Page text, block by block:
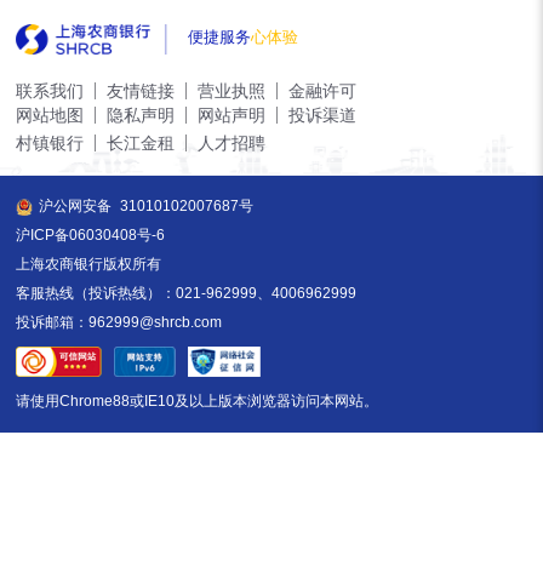
便捷服务心体验
联系我们 友情链接 营业执照
金融许可
网站地图
隐私声明 网站声明
投诉渠道
村镇银行
长江金租 人才招聘
沪公网安备 31010102007687号
沪ICP备06030408号-6
上海农商银行版权所有
客服热线（投诉热线）：021-962999、4006962999
投诉邮箱：962999@shrcb.com
请使用Chrome88或IE10及以上版本浏览器访问本网站。